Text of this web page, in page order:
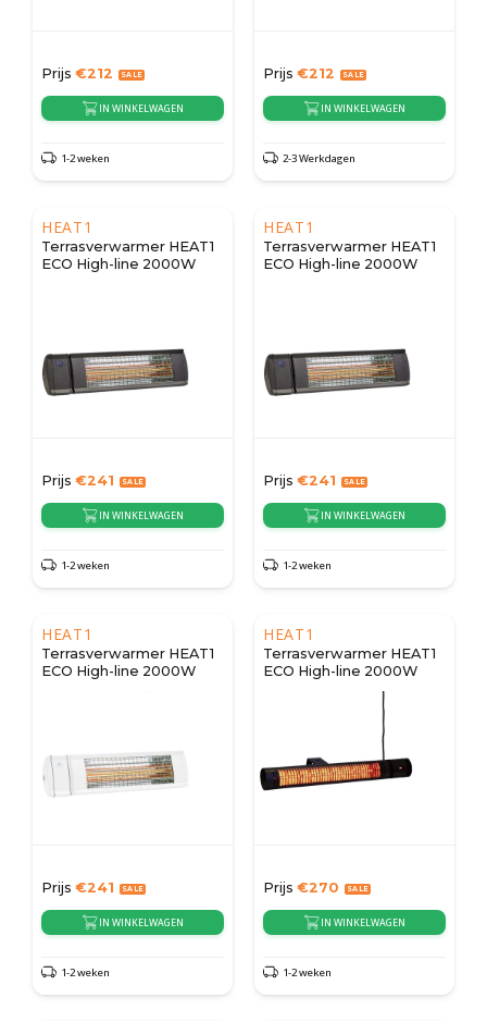
Prijs €212
IN WINKELWAGEN
1-2 weken
Prijs €212
IN WINKELWAGEN
2-3 Werkdagen
HEAT1
Terrasverwarmer HEAT1
ECO High-line 2000W
Prijs €241
IN WINKELWAGEN
1-2 weken
HEAT1
Terrasverwarmer HEAT1
ECO High-line 2000W
Prijs €241
IN WINKELWAGEN
1-2 weken
HEAT1
Terrasverwarmer HEAT1
ECO High-line 2000W
Prijs €241
IN WINKELWAGEN
1-2 weken
HEAT1
Terrasverwarmer HEAT1
ECO High-line 2000W
Prijs €270
IN WINKELWAGEN
1-2 weken